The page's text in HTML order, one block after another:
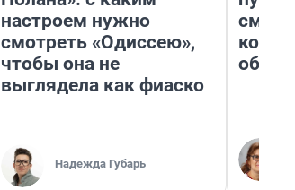
настроем нужно
смотреть «Одиссею»,
чтобы она не
выглядела как фиаско
Надежда Губарь